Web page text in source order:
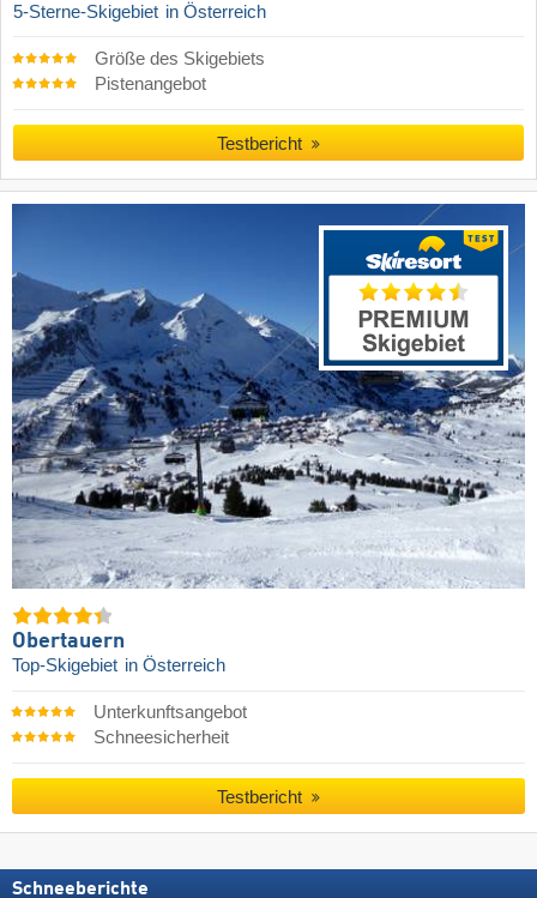
5-Sterne-Skigebiet in Österreich
Größe des Skigebiets
Pistenangebot
Testbericht
Obertauern
Top-Skigebiet in Österreich
Unterkunftsangebot
Schneesicherheit
Testbericht
Schneeberichte